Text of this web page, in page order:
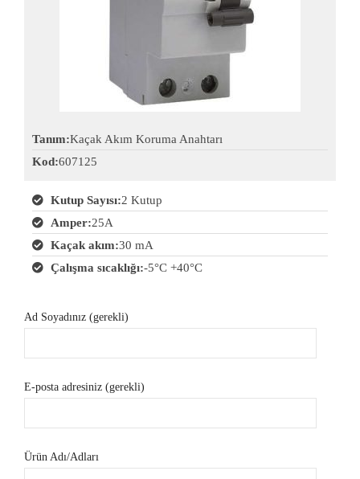
Tanım:Kaçak Akım Koruma Anahtarı
Kod:607125
Kutup Sayısı:2 Kutup
Amper:25A
Kaçak akım:30 mA
Çalışma sıcaklığı:-5°C +40°C
Ad Soyadınız (gerekli)
E-posta adresiniz (gerekli)
Ürün Adı/Adları